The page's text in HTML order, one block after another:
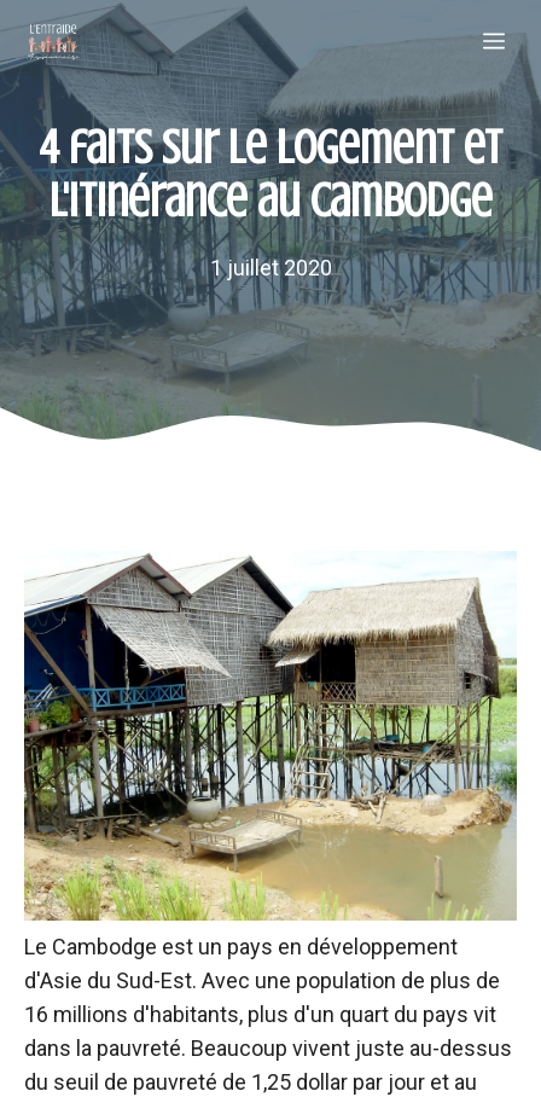
contenu
4 faits sur le logement et
l'itinérance au Cambodge
1 juillet 2020
Le Cambodge est un pays en développement
d'Asie du Sud-Est. Avec une population de plus de
16 millions d'habitants, plus d'un quart du pays vit
dans la pauvreté. Beaucoup vivent juste au-dessus
du seuil de pauvreté de 1,25 dollar par jour et au